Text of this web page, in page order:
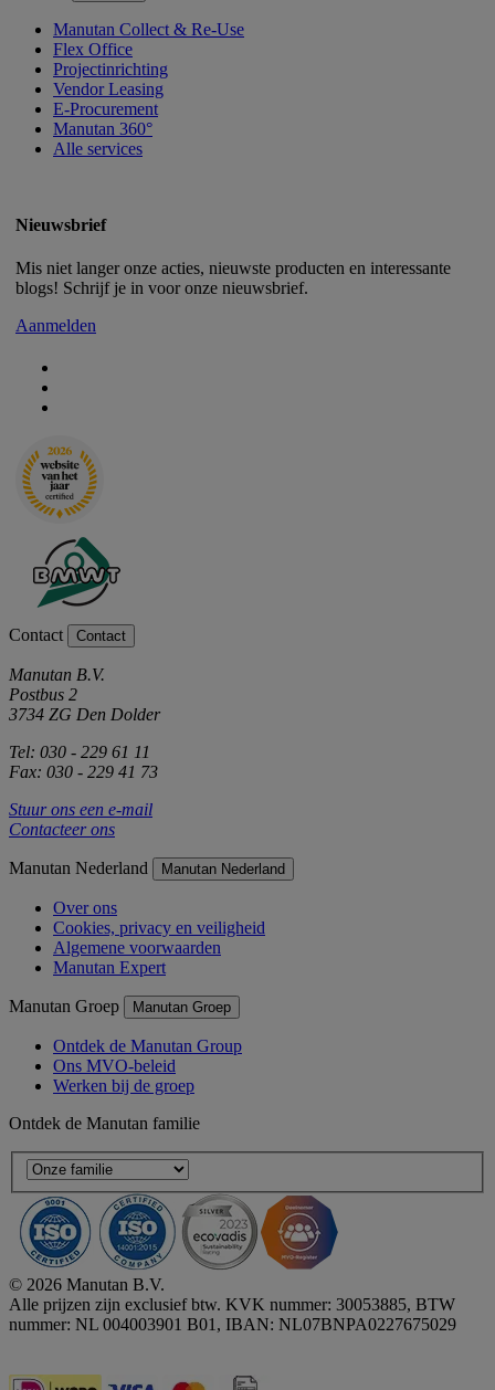
Manutan Collect & Re-Use
Flex Office
Projectinrichting
Vendor Leasing
E-Procurement
Manutan 360°
Alle services
Nieuwsbrief
Mis niet langer onze acties, nieuwste producten en interessante
blogs! Schrijf je in voor onze nieuwsbrief.
Aanmelden
Contact Contact
Manutan B.V.
Postbus 2
3734 ZG Den Dolder
Tel: 030 - 229 61 11
Fax: 030 - 229 41 73
Stuur ons een e-mail
Contacteer ons
Manutan Nederland Manutan Nederland
Over ons
Cookies, privacy en veiligheid
Algemene voorwaarden
Manutan Expert
Manutan Groep Manutan Groep
Ontdek de Manutan Group
Ons MVO-beleid
Werken bij de groep
Ontdek de Manutan familie
© 2026 Manutan B.V.
Alle prijzen zijn exclusief btw. KVK nummer: 30053885, BTW
nummer: NL 004003901 B01, IBAN: NL07BNPA0227675029